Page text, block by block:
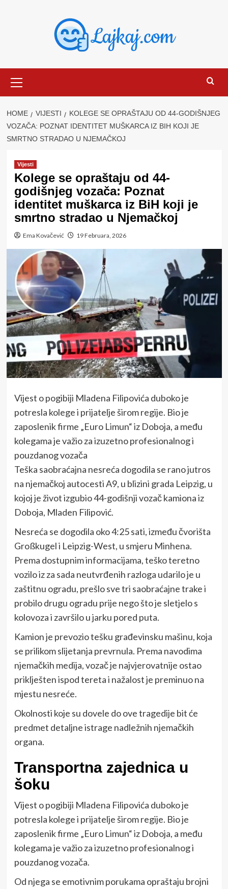
Menu
HOME VIJESTI
KOLEGE SE OPRAŠTAJU OD 44-GODIŠNJEG
VOZAČA: POZNAT IDENTITET MUŠKARCA IZ BIH KOJI JE
SMRTNO STRADAO U NJEMAČKOJ
Vijesti
Kolege se opraštaju od 44-
godišnjeg vozača: Poznat
identitet muškarca iz BiH koji je
smrtno stradao u Njemačkoj
Ema Kovačević 19 Februara, 2026
Vijest o pogibiji Mladena Filipovića duboko je
potresla kolege i prijatelje širom regije. Bio je
zaposlenik firme „Euro Limun“ iz Doboja, a među
kolegama je važio za izuzetno profesionalnog i
pouzdanog vozača
Teška saobraćajna nesreća dogodila se rano jutros
na njemačkoj autocesti A9, u blizini grada Leipzig, u
kojoj je život izgubio 44-godišnji vozač kamiona iz
Doboja, Mladen Filipović.
Nesreća se dogodila oko 4:25 sati, između čvorišta
Großkugel i Leipzig-West, u smjeru Minhena.
Prema dostupnim informacijama, teško teretno
vozilo iz za sada neutvrđenih razloga udarilo je u
zaštitnu ogradu, prešlo sve tri saobraćajne trake i
probilo drugu ogradu prije nego što je sletjelo s
kolovoza i završilo u jarku pored puta.
Kamion je prevozio tešku građevinsku mašinu, koja
se prilikom slijetanja prevrnula. Prema navodima
njemačkih medija, vozač je najvjerovatnije ostao
priklješten ispod tereta i nažalost je preminuo na
mjestu nesreće.
Okolnosti koje su dovele do ove tragedije bit će
predmet detaljne istrage nadležnih njemačkih
organa.
Transportna zajednica u
šoku
Vijest o pogibiji Mladena Filipovića duboko je
potresla kolege i prijatelje širom regije. Bio je
zaposlenik firme „Euro Limun“ iz Doboja, a među
kolegama je važio za izuzetno profesionalnog i
pouzdanog vozača.
Od njega se emotivnim porukama opraštaju brojni